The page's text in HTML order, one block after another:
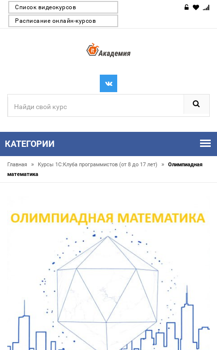
Список видеокурсов
Расписание онлайн-курсов
КАТЕГОРИИ
Главная » Курсы 1С:Клуба программистов (от 8 до 17 лет) »
Олимпиадная
математика